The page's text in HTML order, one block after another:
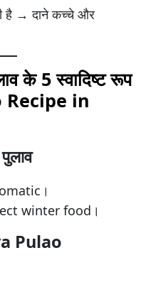
है → दाने कच्चे और
के 5 स्वादिष्ट रूप
Recipe in
winter food।
Pulao